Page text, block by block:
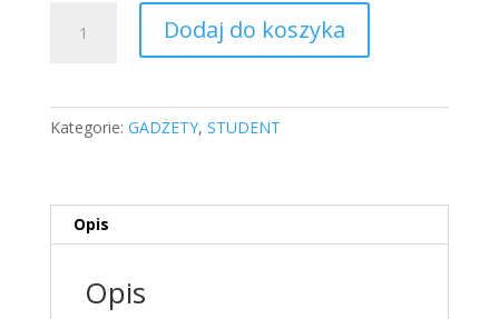
Butelka
Dodaj do koszyka
Kategorie: GADŻETY, STUDENT
Opis
Opis